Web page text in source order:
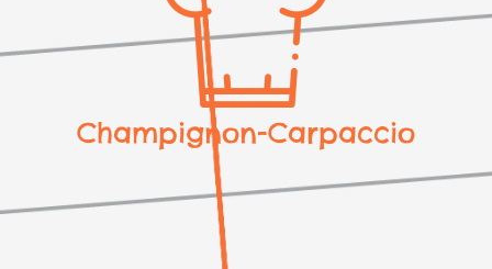
Champignon-Carpaccio